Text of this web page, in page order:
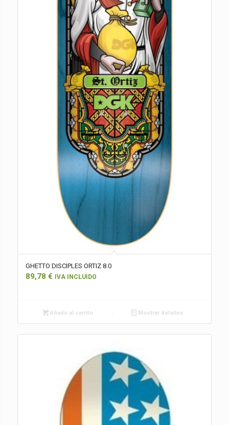
GHETTO DISCIPLES ORTIZ 8.0
89,78 € IVA INCLUIDO
Añadir al carrito Mostrar detalles